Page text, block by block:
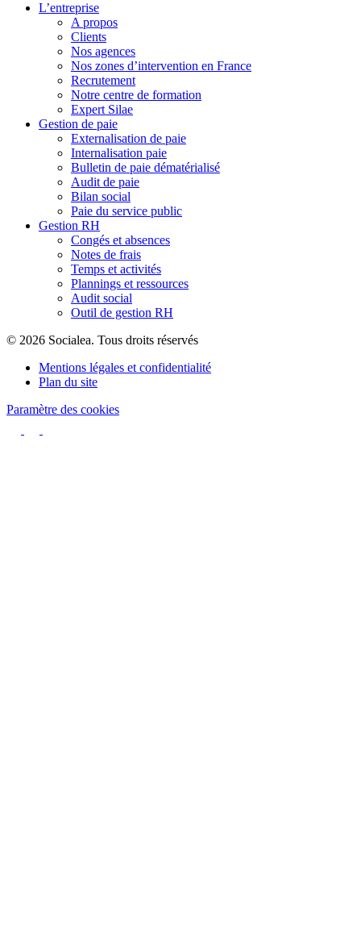
L’entreprise
A propos
Clients
Nos agences
Nos zones d’intervention en France
Recrutement
Notre centre de formation
Expert Silae
Gestion de paie
Externalisation de paie
Internalisation paie
Bulletin de paie dématérialisé
Audit de paie
Bilan social
Paie du service public
Gestion RH
Congés et absences
Notes de frais
Temps et activités
Plannings et ressources
Audit social
Outil de gestion RH
© 2026 Socialea. Tous droits réservés
Mentions légales et confidentialité
Plan du site
Paramètre des cookies